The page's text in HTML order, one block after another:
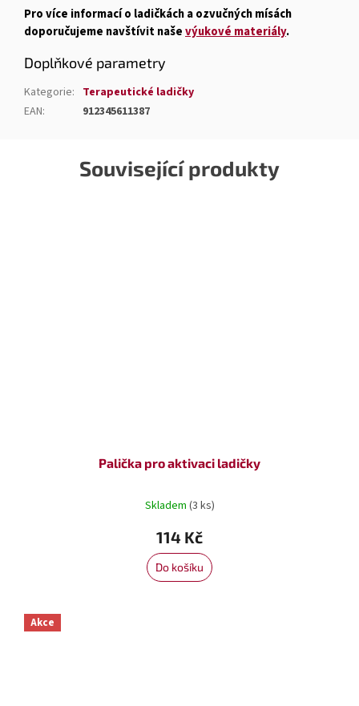
Související produkty
Palička pro aktivaci ladičky
Skladem (3 ks)
114 Kč
Do košíku
Akce
Pro více informací o ladičkách a ozvučných mísách
doporučujeme navštívit naševýukové materiály.
Doplňkové parametry
Kategorie: Terapeutické ladičky
EAN: 912345611387